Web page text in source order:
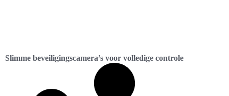
Slimme beveiligingscamera’s voor volledige controle